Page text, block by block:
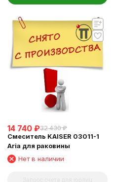
14 740 ₽32 430 ₽
Смеситель KAISER 03011-1
Aria для раковины
Нет в наличии